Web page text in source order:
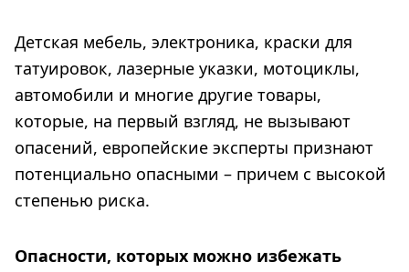
Детская мебель, электроника, краски для
татуировок, лазерные указки, мотоциклы,
автомобили и многие другие товары,
которые, на первый взгляд, не вызывают
опасений, европейские эксперты признают
потенциально опасными – причем с высокой
степенью риска.
Опасности, которых можно избежать